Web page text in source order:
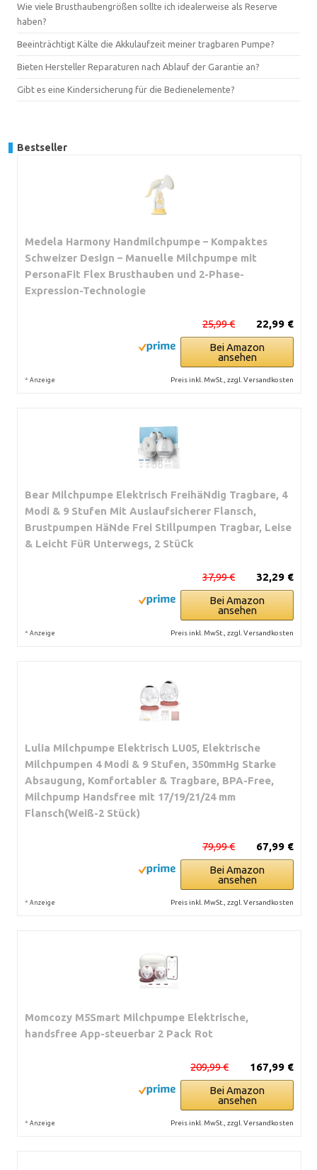
Wie viele Brusthaubengrößen sollte ich idealerweise als Reserve
haben?
Beeinträchtigt Kälte die Akkulaufzeit meiner tragbaren Pumpe?
Bieten Hersteller Reparaturen nach Ablauf der Garantie an?
Gibt es eine Kindersicherung für die Bedienelemente?
Bestseller
Medela Harmony Handmilchpumpe – Kompaktes
Schweizer Design – Manuelle Milchpumpe mit
PersonaFit Flex Brusthauben und 2-Phase-
Expression-Technologie
22,99 €
25,99 €
Bei Amazon
ansehen
* Anzeige Preis inkl. MwSt., zzgl. Versandkosten
Bear Milchpumpe Elektrisch FreihäNdig Tragbare, 4
Modi & 9 Stufen Mit Auslaufsicherer Flansch,
Brustpumpen HäNde Frei Stillpumpen Tragbar, Leise
& Leicht FüR Unterwegs, 2 StüCk
32,29 €
37,99 €
Bei Amazon
ansehen
* Anzeige Preis inkl. MwSt., zzgl. Versandkosten
Lulia Milchpumpe Elektrisch LU05, Elektrische
Milchpumpen 4 Modi & 9 Stufen, 350mmHg Starke
Absaugung, Komfortabler & Tragbare, BPA-Free,
Milchpump Handsfree mit 17/19/21/24 mm
Flansch(Weiß-2 Stück)
67,99 €
79,99 €
Bei Amazon
ansehen
* Anzeige Preis inkl. MwSt., zzgl. Versandkosten
Momcozy M5Smart Milchpumpe Elektrische,
handsfree App-steuerbar 2 Pack Rot
167,99 €
209,99 €
Bei Amazon
ansehen
* Anzeige Preis inkl. MwSt., zzgl. Versandkosten